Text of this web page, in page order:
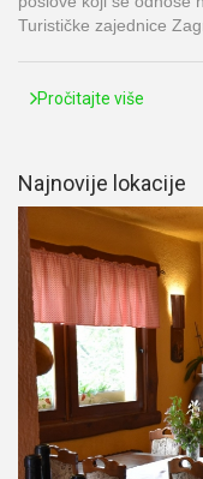
Turističke zajednice
Pročitajte više
Najnovije lokacije